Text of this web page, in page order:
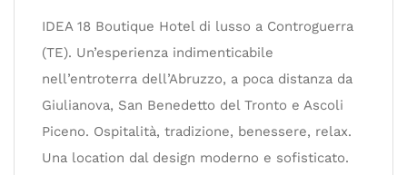
IDEA 18 Boutique Hotel di lusso a Controguerra
(TE). Un’esperienza indimenticabile
nell’entroterra dell’Abruzzo, a poca distanza da
Giulianova, San Benedetto del Tronto e Ascoli
Piceno. Ospitalità, tradizione, benessere, relax.
Una location dal design moderno e sofisticato.